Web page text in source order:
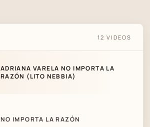
12 VIDEOS
ADRIANA VARELA NO IMPORTA LA
RAZÓN (LITO NEBBIA)
NO IMPORTA LA RAZÓN